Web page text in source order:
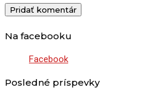
Na facebooku
Facebook
Posledné príspevky